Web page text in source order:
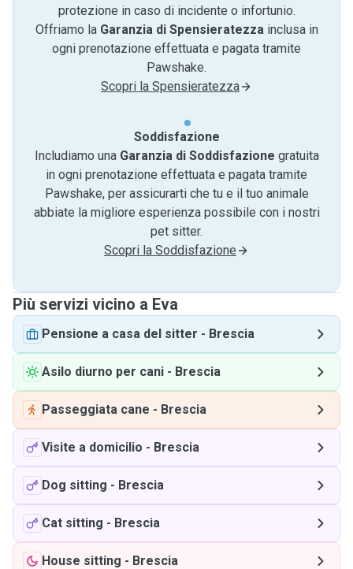
protezione in caso di incidente o infortunio.
Offriamo la Garanzia di Spensieratezzainclusa in
ogni prenotazione effettuata e pagata tramite
Pawshake.
Scopri la Spensieratezza
Soddisfazione
Includiamo una Garanzia di Soddisfazione gratuita
in ogni prenotazione effettuata e pagata tramite
Pawshake, per assicurarti che tu e il tuo animale
abbiate la migliore esperienza possibile con i nostri
pet sitter.
Scopri la Soddisfazione
Più servizi vicino a Eva
Pensione a casa del sitter - Brescia
Asilo diurno per cani - Brescia
Passeggiata cane - Brescia
Visite a domicilio - Brescia
Dog sitting - Brescia
Cat sitting - Brescia
House sitting - Brescia